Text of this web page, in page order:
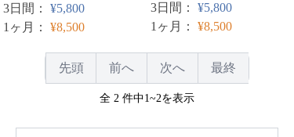
3日間： ¥5,800
1ヶ月： ¥8,500
3日間： ¥5,800
1ヶ月： ¥8,500
先頭 前へ 次へ 最終
全 2 件中1~2を表示